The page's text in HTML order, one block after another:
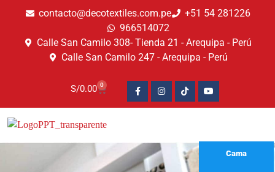
contacto@decotextiles.com.pe
+51 54 281226
966514072
Calle San Camilo 308- Tienda 21 - Arequipa - Perú
Calle San Camilo 247 - Arequipa - Perú​
S/0.00 0
Cama